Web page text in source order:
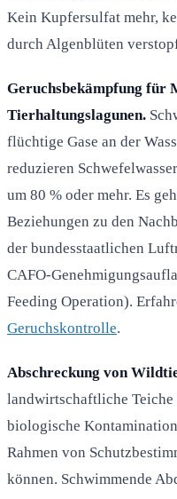
Kein Kupfersulfat mehr,
durch Algenblüten
Geruchsbekämpfung für
Tierhaltungslagunen.
flüchtige Gase an der
reduzieren
um 80 % oder mehr. Es
Beziehungen zu den
der bundesstaatlichen
CAFO-
Feeding Operation).
Geruchskontrolle.
Abschreckung von
landwirtschaftliche Teiche
biologische
Rahmen von
können. Schwimmende